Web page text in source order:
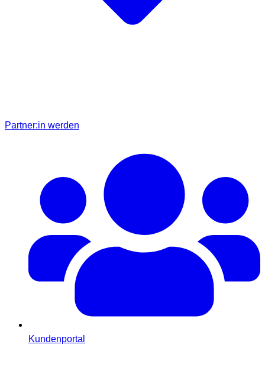
Partner:in werden
Kundenportal